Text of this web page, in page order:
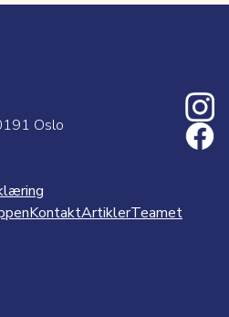
Oslo
KontaktArtiklerTeamet